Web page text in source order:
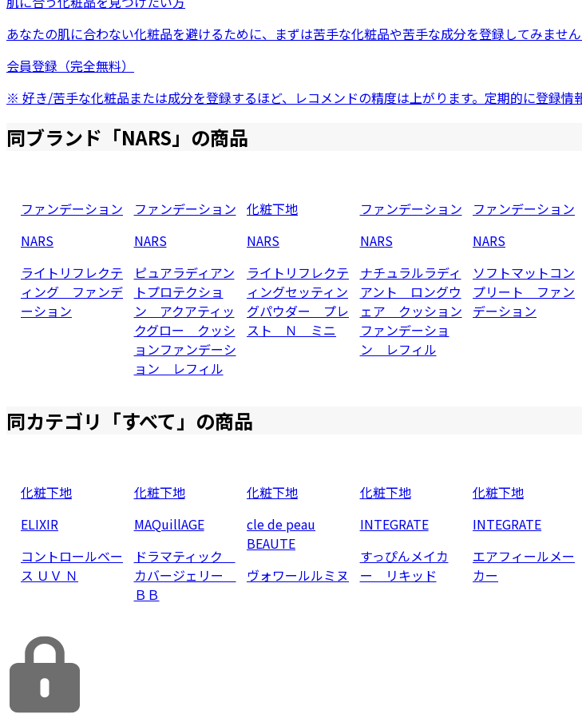
あなたの肌に合わない化粧品を避けるために、まずは苦手な化粧品や苦手な成分を登録してみませ
会員登録（完全無料）
※ 好き/苦手な化粧品または成分を登録するほど、レコメンドの精度は上がります。定期的に登録情
同ブランド「NARS」の商品
ファンデーション
NARS
ライトリフレクテ
ィング ファンデ
ーション
ファンデーション
NARS
ピュアラディアン
トプロテクショ
ン アクアティッ
クグロー クッシ
ョンファンデーシ
ョン レフィル
化粧下地
NARS
ライトリフレクテ
ィングセッティン
グパウダー プレ
スト Ｎ ミニ
ファンデーション
NARS
ナチュラルラディ
アント ロングウ
ェア クッション
ファンデーショ
ン レフィル
ファンデーション
NARS
ソフトマットコン
プリート ファン
デーション
同カテゴリ「すべて」の商品
化粧下地
ELIXIR
コントロールベー
ス ＵＶ Ｎ
化粧下地
MAQuillAGE
ドラマティック
カバージェリー
ＢＢ
化粧下地
cle de peau
BEAUTE
ヴォワールルミヌ
化粧下地
INTEGRATE
すっぴんメイカ
ー リキッド
化粧下地
INTEGRATE
エアフィールメー
カー